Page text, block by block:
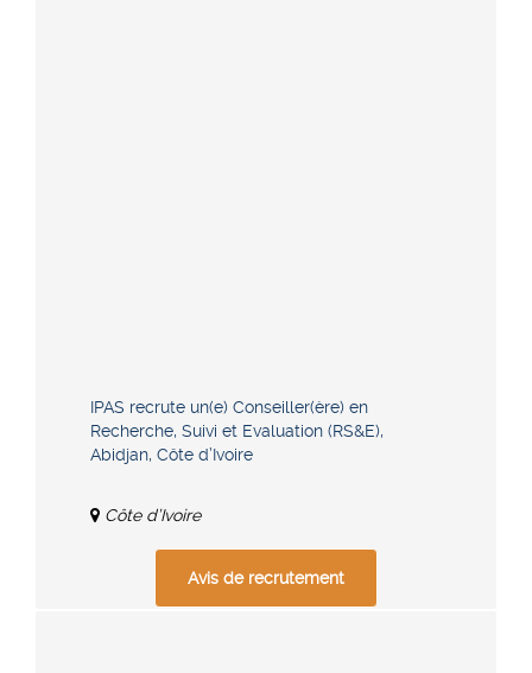
IPAS recrute un(e) Conseiller(ère) en
Recherche, Suivi et Evaluation (RS&E),
Abidjan, Côte d’Ivoire
Côte d’Ivoire
Avis de recrutement